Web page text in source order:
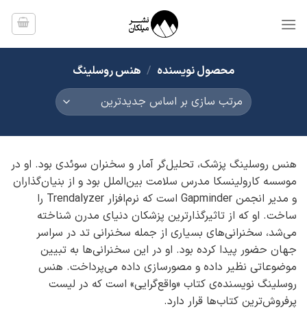
محصول نویسنده / هنس روسلینگ
هنس روسلینگ پزشک، تحلیل‌گر آمار و سخنران سوئدی بود. او در
موسسه کارولینسکا مدرس سلامت بین‌الملل بود و از بنیان‌گذاران
و مدیر انجمن Gapminder است که نرم‌افزار Trendalyzer را
ساخت. او که از تاثیرگذارترین پزشکان دنیای مدرن شناخته
می‌شد، سخنرانی‌های بسیاری از جمله سخنرانی تد در سراسر
جهان حضور پیدا کرده بود. او در این سخنرانی‌ها به تبیین
موضوعاتی نظیر داده و مصورسازی داده می‌پرداخت. هنس
روسلینگ نویسنده‌ی کتاب «واقع‌گرایی» است که در لیست
پرفروش‌ترین کتاب‌ها قرار دارد.